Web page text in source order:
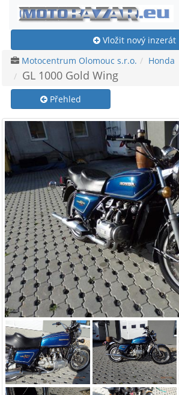
Vložit nový inzerát
Motocentrum Olomouc s.r.o.
Honda
GL 1000 Gold Wing
Přehled